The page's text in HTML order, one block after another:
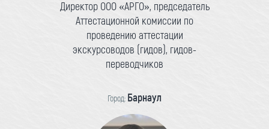
Директор ООО «АРГО», председатель
Аттестационной комиссии по
проведению аттестации
экскурсоводов (гидов), гидов-
переводчиков
Город: Барнаул